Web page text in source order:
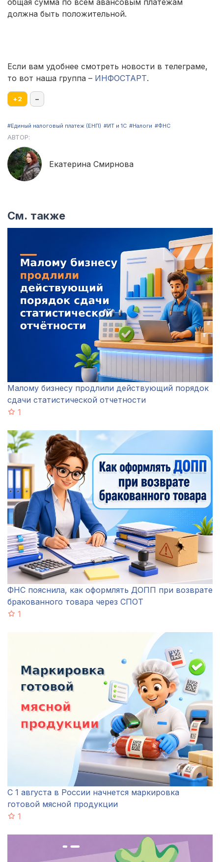
общая сумма по всем авансовым платежам
должна быть положительной.
Если вам удобнее смотреть новости в телеграме,
то вот наша группа – ИНФОСТАРТ.
+2 –
#Единый налоговый платеж (ЕНП) #ИТ и 1С #Налоги #ФНС
АВТОР:
Екатерина Смирнова
См. также
Малому бизнесу продлили действующий порядок
сдачи статистической отчетности
1
ФНС пояснила, как оформлять ДОПП при возврате
бракованного товара через СПОТ
1
С 1 августа в России начнется маркировка
готовой мясной продукции
1